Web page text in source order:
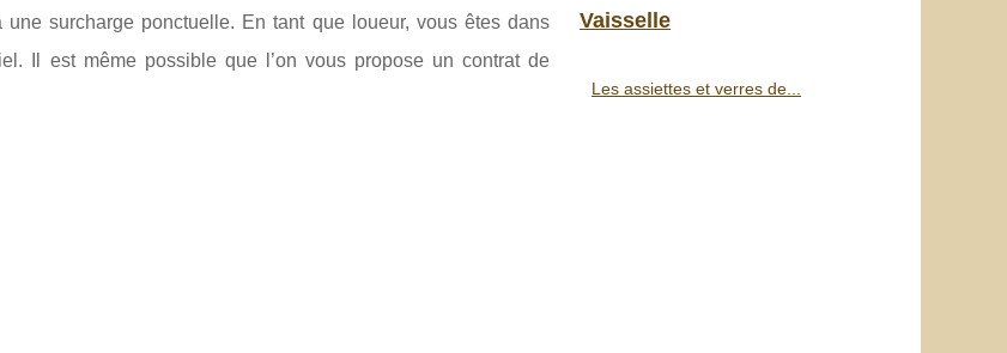
surcharge ponctuelle. En tant que loueur, vous êtes dans
Il est même possible que l’on vous propose un contrat de
Vaisselle
Les assiettes et verres de...